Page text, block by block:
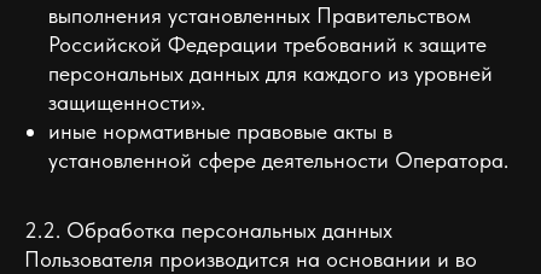
выполнения установленных Правительством
Российской Федерации требований к защите
персональных данных для каждого из уровней
защищенности».
иные нормативные правовые акты в
установленной сфере деятельности Оператора.
2.2. Обработка персональных данных
Пользователя производится на основании и во